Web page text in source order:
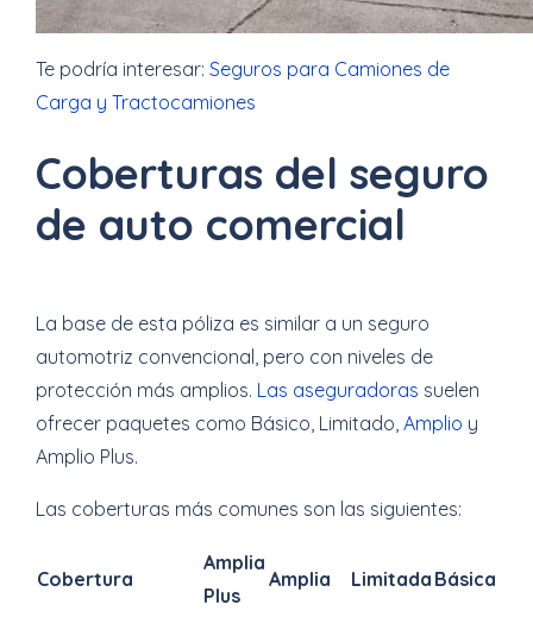
Te podría interesar: Seguros para Camiones de
Carga y Tractocamiones
Coberturas del seguro
de auto comercial
La base de esta póliza es similar a un seguro
automotriz convencional, pero con niveles de
protección más amplios. Las aseguradoras suelen
ofrecer paquetes como Básico, Limitado, Amplio y
Amplio Plus.
Las coberturas más comunes son las siguientes:
Cobertura
Amplia
Plus
Amplia Limitada Básica